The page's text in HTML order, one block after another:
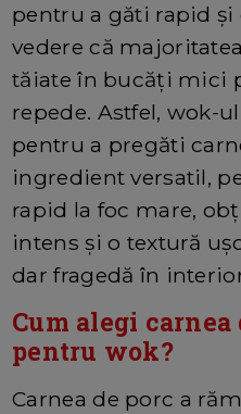
pentru a găti rapid și
vedere că
tăiate în bucăți mici
repede. Astfel, wok-
pentru a pregăti
ingredient versatil,
rapid la foc mare,
intens și o textură
dar fragedă în
Cum alegi carnea
pentru wok?
Carnea de porc a